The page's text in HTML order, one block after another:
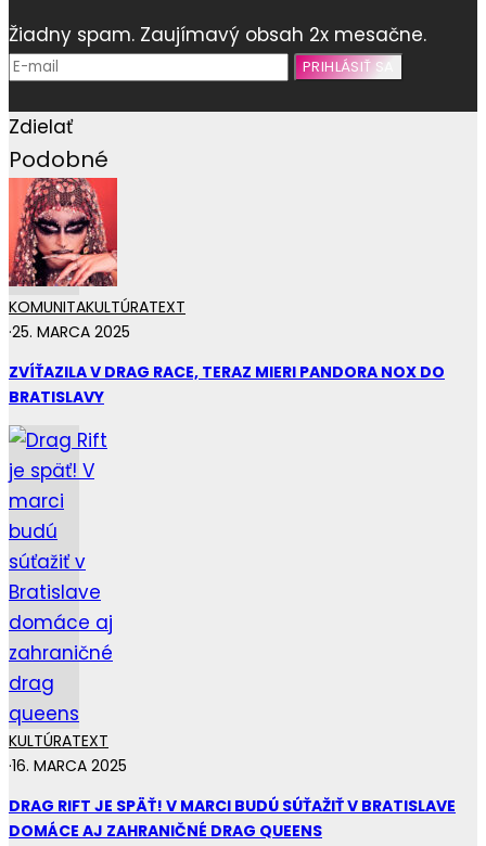
Žiadny spam. Zaujímavý obsah 2x mesačne.
Zdielať
Podobné
KOMUNITAKULTÚRATEXT
·25. MARCA 2025
ZVÍŤAZILA V DRAG RACE, TERAZ MIERI PANDORA NOX DO
BRATISLAVY
KULTÚRATEXT
·16. MARCA 2025
DRAG RIFT JE SPÄŤ! V MARCI BUDÚ SÚŤAŽIŤ V BRATISLAVE
DOMÁCE AJ ZAHRANIČNÉ DRAG QUEENS